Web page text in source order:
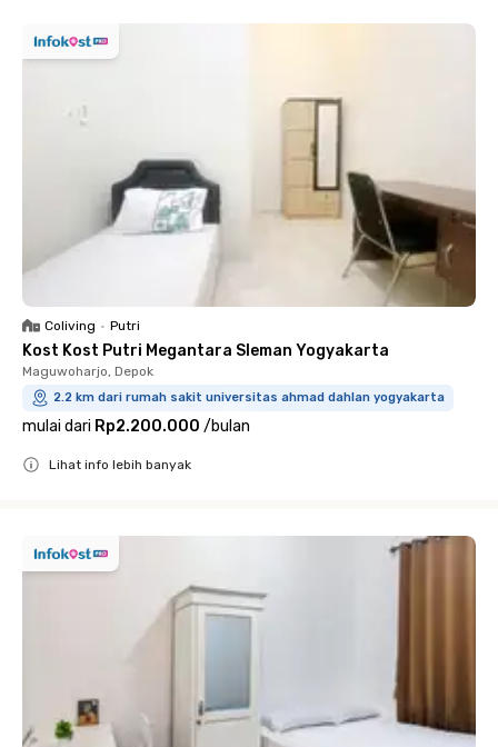
Coliving • Putri
Kost Kost Putri Megantara Sleman Yogyakarta
Maguwoharjo, Depok
2.2 km dari rumah sakit universitas ahmad dahlan yogyakarta
mulai dari Rp2.200.000 /bulan
Lihat info lebih banyak